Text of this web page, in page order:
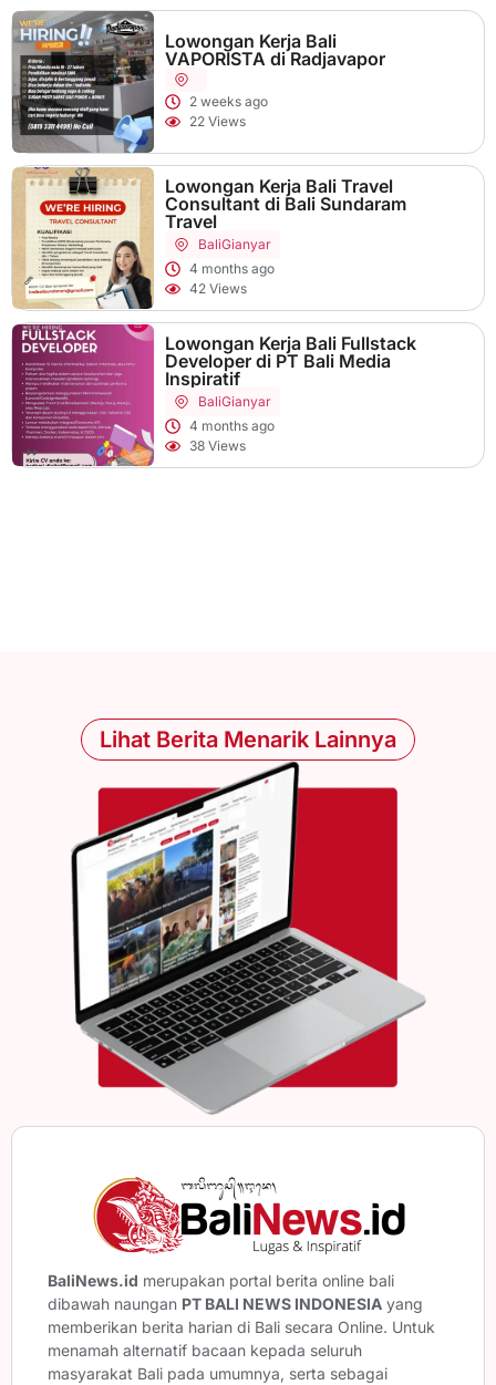
Lowongan Kerja Bali
VAPORISTA di Radjavapor
2 weeks ago
22 Views
Lowongan Kerja Bali Travel
Consultant di Bali Sundaram
Travel
BaliGianyar
4 months ago
42 Views
Lowongan Kerja Bali Fullstack
Developer di PT Bali Media
Inspiratif
BaliGianyar
4 months ago
38 Views
Lihat Berita Menarik Lainnya
BaliNews.id merupakan portal berita online bali
dibawah naungan PT BALI NEWS INDONESIA yang
memberikan berita harian di Bali secara Online. Untuk
menamah alternatif bacaan kepada seluruh
masyarakat Bali pada umumnya, serta sebagai